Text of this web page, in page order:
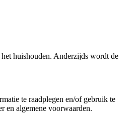
huishouden. Anderzijds wordt de
te raadplegen en/of gebruik te
en algemene voorwaarden.